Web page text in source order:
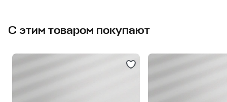
С этим товаром покупают